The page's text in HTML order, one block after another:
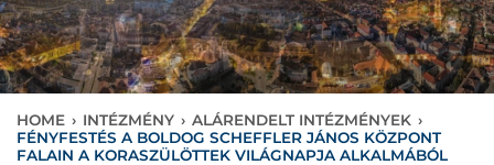
HOME › INTÉZMÉNY › ALÁRENDELT INTÉZMÉNYEK ›
FÉNYFESTÉS A BOLDOG SCHEFFLER JÁNOS KÖZPONT
FALAIN A KORASZÜLÖTTEK VILÁGNAPJA ALKALMÁBÓL